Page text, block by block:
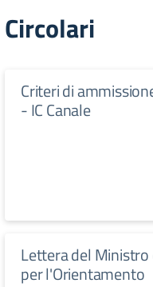
Circolari
Criteri di
- IC Canale
Lettera del
per l'Orientamento